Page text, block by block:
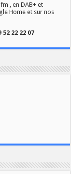
, en DAB+ et
Home et sur nos
52 22 22 07